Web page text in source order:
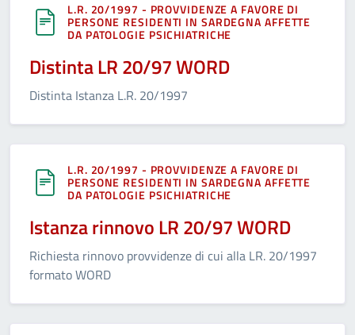
L.R. 20/1997 - PROVVIDENZE A FAVORE DI
PERSONE RESIDENTI IN SARDEGNA AFFETTE
DA PATOLOGIE PSICHIATRICHE
Distinta LR 20/97 WORD
Distinta Istanza L.R. 20/1997
L.R. 20/1997 - PROVVIDENZE A FAVORE DI
PERSONE RESIDENTI IN SARDEGNA AFFETTE
DA PATOLOGIE PSICHIATRICHE
Istanza rinnovo LR 20/97 WORD
Richiesta rinnovo provvidenze di cui alla LR. 20/1997
formato WORD